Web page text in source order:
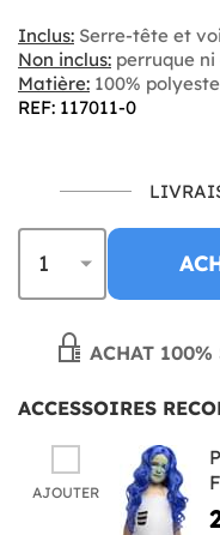
Inclus: Serre-tête et
Non inclus: perruque
Matière: 100%
REF: 117011-0
ACHAT
ACCESSOIRES
AJOUTER